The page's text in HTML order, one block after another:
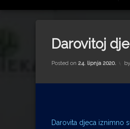
Preskoči
Darovitoj
Posted on 24. lipnja 2020. by
Darovita djeca iznimno